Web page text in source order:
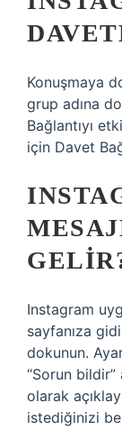
Konuşmaya
grup adına
Bağlantıyı
için Davet
Instagram
sayfanıza
dokunun.
“Sorun bildir”
olarak
istediğinizi